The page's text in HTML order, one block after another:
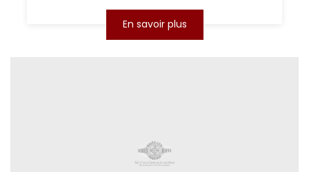
En savoir plus